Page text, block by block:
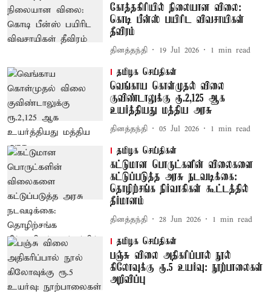
கோத்தகிரியில் நிலையான விலை:
கொடி பீன்ஸ் பயிரிட விவசாயிகள்
தீவிரம்
தினத்தந்தி 19 Jul 2026 1 min read
தமிழக செய்திகள்
வெங்காய கொள்முதல் விலை
குவிண்டாலுக்கு ரூ.2,125 ஆக
உயர்த்தியது மத்திய அரசு
தினத்தந்தி 05 Jul 2026 1 min read
தமிழக செய்திகள்
கட்டுமான பொருட்களின் விலைகளை
கட்டுப்படுத்த அரசு நடவடிக்கை:
தொழிற்சங்க நிர்வாகிகள் கூட்டத்தில்
தீர்மானம்
தினத்தந்தி 28 Jun 2026 1 min read
தமிழக செய்திகள்
பஞ்சு விலை அதிகரிப்பால் நூல்
கிலோவுக்கு ரூ.5 உயர்வு: நூற்பாலைகள்
அறிவிப்பு